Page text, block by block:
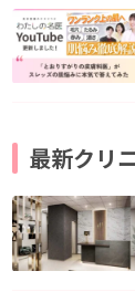
最新クリ